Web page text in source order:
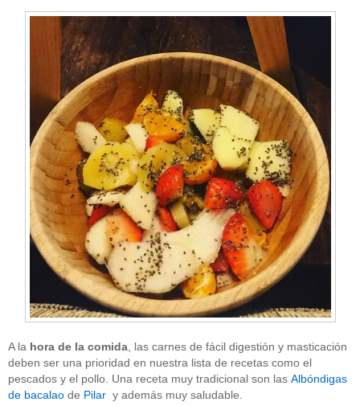
A la hora de la comida , las carnes de fácil digestión y masticación
deben ser una prioridad en nuestra lista de recetas como el
pescados y el pollo. Una receta muy tradicional son las Albóndigas
de bacalao de Pilar y además muy saludable.